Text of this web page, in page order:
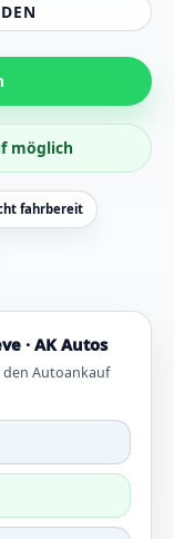
möglich
fahrbereit
· AK Autos
Autoankauf